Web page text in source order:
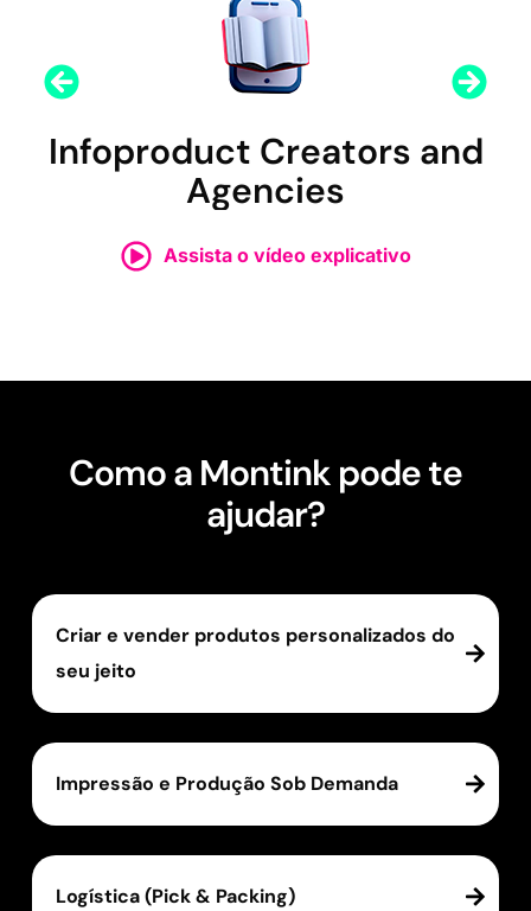
Infoproduct Creators and
Agencies
Assista o vídeo explicativo
Como a Montink pode te
ajudar?
Criar e vender produtos personalizados do
seu jeito
Impressão e Produção Sob Demanda
Logística (Pick & Packing)